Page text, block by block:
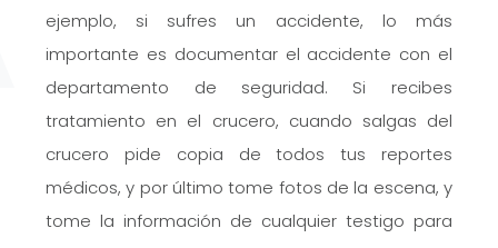
ejemplo, si sufres un accidente, lo más
importante es documentar el accidente con el
departamento de seguridad. Si recibes
tratamiento en el crucero, cuando salgas del
crucero pide copia de todos tus reportes
médicos, y por último tome fotos de la escena, y
tome la información de cualquier testigo para